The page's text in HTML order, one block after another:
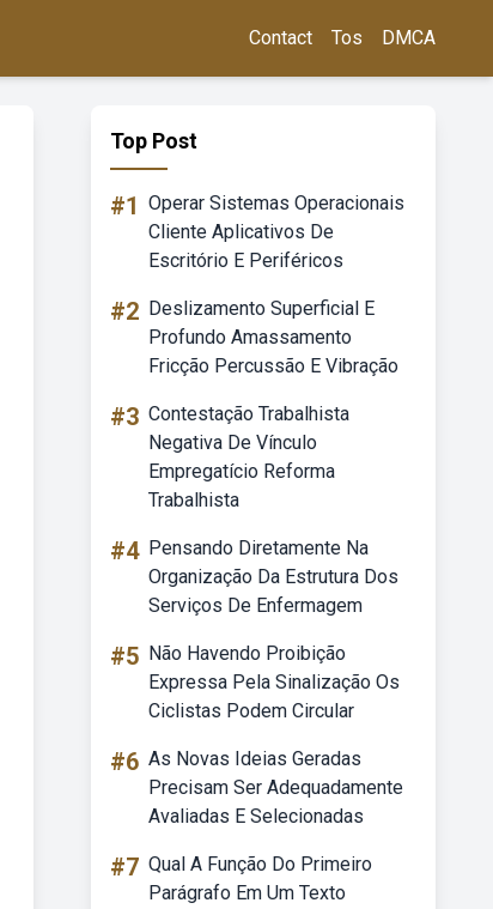
Contact Tos DMCA
Top Post
#1 Operar Sistemas Operacionais
Cliente Aplicativos De
Escritório E Periféricos
#2 Deslizamento Superficial E
Profundo Amassamento
Fricção Percussão E Vibração
#3 Contestação Trabalhista
Negativa De Vínculo
Empregatício Reforma
Trabalhista
#4 Pensando Diretamente Na
Organização Da Estrutura Dos
Serviços De Enfermagem
#5 Não Havendo Proibição
Expressa Pela Sinalização Os
Ciclistas Podem Circular
#6 As Novas Ideias Geradas
Precisam Ser Adequadamente
Avaliadas E Selecionadas
#7 Qual A Função Do Primeiro
Parágrafo Em Um Texto